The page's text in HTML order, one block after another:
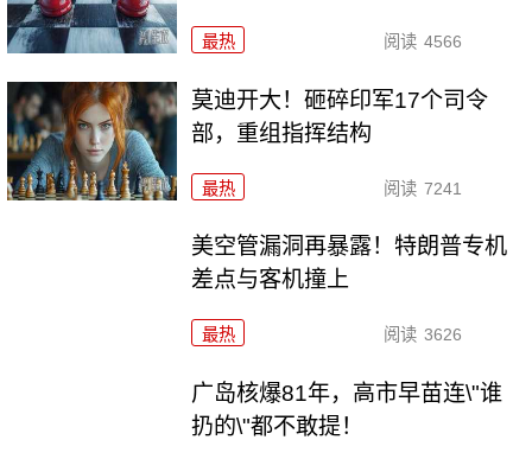
最热 阅读 4566
莫迪开大！砸碎印军17个司令
部，重组指挥结构
最热 阅读 7241
美空管漏洞再暴露！特朗普专机
差点与客机撞上
最热 阅读 3626
广岛核爆81年，高市早苗连\"谁
扔的\"都不敢提！